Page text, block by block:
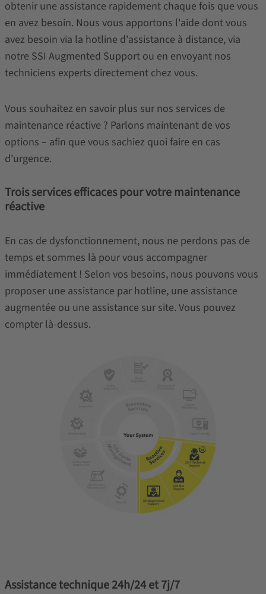
obtenir une assistance rapidement chaque fois que vous
en avez besoin. Nous vous apportons l'aide dont vous
avez besoin via la hotline d'assistance à distance, via
notre SSI Augmented Support ou en envoyant nos
techniciens experts directement chez vous.
Vous souhaitez en savoir plus sur nos services de
maintenance réactive ? Parlons maintenant de vos
options – afin que vous sachiez quoi faire en cas
d'urgence.
Trois services efficaces pour votre maintenance
réactive
En cas de dysfonctionnement, nous ne perdons pas de
temps et sommes là pour vous accompagner
immédiatement ! Selon vos besoins, nous pouvons vous
proposer une assistance par hotline, une assistance
augmentée ou une assistance sur site. Vous pouvez
compter là-dessus.
Assistance technique 24h/24 et 7j/7